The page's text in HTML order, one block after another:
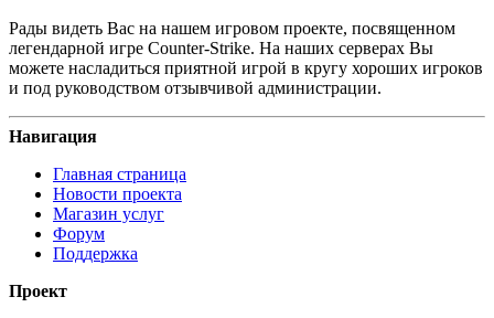
Рады видеть Вас на нашем игровом проекте, посвященном
легендарной игре Counter-Strike. На наших серверах Вы
можете насладиться приятной игрой в кругу хороших игроков
и под руководством отзывчивой администрации.
Навигация
Главная страница
Новости проекта
Магазин услуг
Форум
Поддержка
Проект